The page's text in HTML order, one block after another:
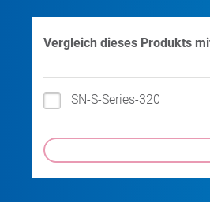
Vergleich dieses Produkts
SN-S-Series-320